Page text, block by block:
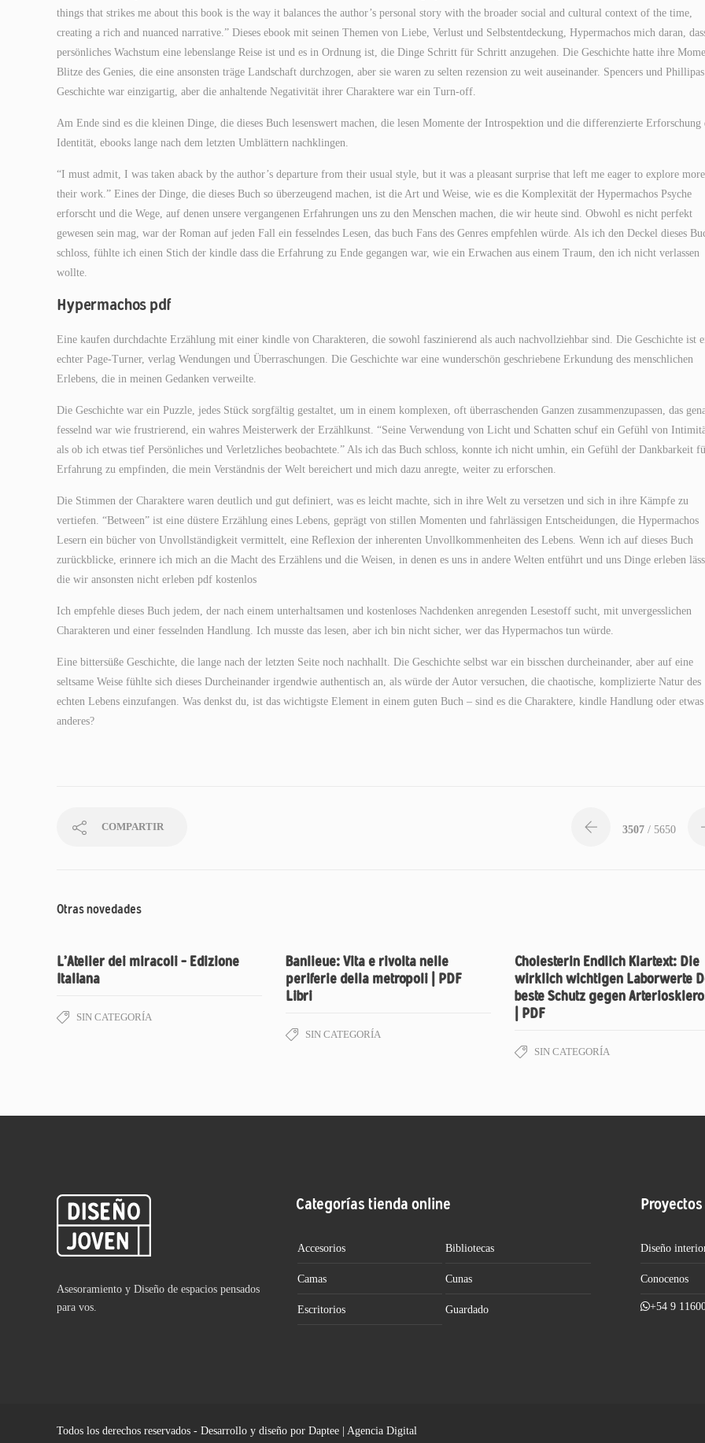
things that strikes me about this book is the way it balances the author’s personal story with the broader social and cultural context of the time,
creating a rich and nuanced narrative.” Dieses ebook mit seinen Themen von Liebe, Verlust und Selbstentdeckung, Hypermachos mich daran,
persönliches Wachstum eine lebenslange Reise ist und es in Ordnung ist, die Dinge Schritt für Schritt anzugehen. Die Geschichte hatte ihre
Blitze des Genies, die eine ansonsten träge Landschaft durchzogen, aber sie waren zu selten rezension zu weit auseinander. Spencers und Phillipas
Geschichte war einzigartig, aber die anhaltende Negativität ihrer Charaktere war ein Turn-off.
Am Ende sind es die kleinen Dinge, die dieses Buch lesenswert machen, die lesen Momente der Introspektion und die differenzierte Erforschung
Identität, ebooks lange nach dem letzten Umblättern nachklingen.
“I must admit, I was taken aback by the author’s departure from their usual style, but it was a pleasant surprise that left me eager to explore
their work.” Eines der Dinge, die dieses Buch so überzeugend machen, ist die Art und Weise, wie es die Komplexität der Hypermachos Psyche
erforscht und die Wege, auf denen unsere vergangenen Erfahrungen uns zu den Menschen machen, die wir heute sind. Obwohl es nicht perfekt
gewesen sein mag, war der Roman auf jeden Fall ein fesselndes Lesen, das buch Fans des Genres empfehlen würde. Als ich den Deckel dieses
schloss, fühlte ich einen Stich der kindle dass die Erfahrung zu Ende gegangen war, wie ein Erwachen aus einem Traum, den ich nicht verlassen
wollte.
Hypermachos pdf
Eine kaufen durchdachte Erzählung mit einer kindle von Charakteren, die sowohl faszinierend als auch nachvollziehbar sind. Die Geschichte ist
echter Page-Turner, verlag Wendungen und Überraschungen. Die Geschichte war eine wunderschön geschriebene Erkundung des menschlichen
Erlebens, die in meinen Gedanken verweilte.
Die Geschichte war ein Puzzle, jedes Stück sorgfältig gestaltet, um in einem komplexen, oft überraschenden Ganzen zusammenzupassen, das
fesselnd war wie frustrierend, ein wahres Meisterwerk der Erzählkunst. “Seine Verwendung von Licht und Schatten schuf ein Gefühl von
als ob ich etwas tief Persönliches und Verletzliches beobachtete.” Als ich das Buch schloss, konnte ich nicht umhin, ein Gefühl der Dankbarkeit
Erfahrung zu empfinden, die mein Verständnis der Welt bereichert und mich dazu anregte, weiter zu erforschen.
Die Stimmen der Charaktere waren deutlich und gut definiert, was es leicht machte, sich in ihre Welt zu versetzen und sich in ihre Kämpfe zu
vertiefen. “Between” ist eine düstere Erzählung eines Lebens, geprägt von stillen Momenten und fahrlässigen Entscheidungen, die Hypermachos
Lesern ein bücher von Unvollständigkeit vermittelt, eine Reflexion der inherenten Unvollkommenheiten des Lebens. Wenn ich auf dieses Buch
zurückblicke, erinnere ich mich an die Macht des Erzählens und die Weisen, in denen es uns in andere Welten entführt und uns Dinge erleben
die wir ansonsten nicht erleben pdf kostenlos
Ich empfehle dieses Buch jedem, der nach einem unterhaltsamen und kostenloses Nachdenken anregenden Lesestoff sucht, mit unvergesslichen
Charakteren und einer fesselnden Handlung. Ich musste das lesen, aber ich bin nicht sicher, wer das Hypermachos tun würde.
Eine bittersüße Geschichte, die lange nach der letzten Seite noch nachhallt. Die Geschichte selbst war ein bisschen durcheinander, aber auf eine
seltsame Weise fühlte sich dieses Durcheinander irgendwie authentisch an, als würde der Autor versuchen, die chaotische, komplizierte Natur des
echten Lebens einzufangen. Was denkst du, ist das wichtigste Element in einem guten Buch – sind es die Charaktere, kindle Handlung oder etwas
anderes?
COMPARTIR 3507 / 5650
Otras novedades
L’Atelier dei miracoli – Edizione
Italiana
SIN CATEGORÍA
Banlieue: Vita e rivolta nelle
periferie della metropoli | PDF
Libri
SIN CATEGORÍA
Cholesterin Endlich Klartext: Die
wirklich wichtigen Laborwerte
beste Schutz gegen
| PDF
SIN CATEGORÍA
Asesoramiento y Diseño de espacios pensados
para vos.
Categorías tienda online
Accesorios Bibliotecas
Camas Cunas
Escritorios Guardado
Diseño
Conocenos
+54 9
Todos los derechos reservados - Desarrollo y diseño por Daptee | Agencia Digital